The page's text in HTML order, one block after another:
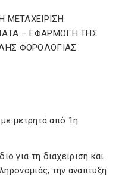
μετρητά από 1η
για τη διαχείριση και
την ανάπτυξη
ΜΕΤΑΧΕΙΡΙΣΗ
– ΕΦΑΡΜΟΓΗ ΤΗΣ
ΦΟΡΟΛΟΓΙΑΣ